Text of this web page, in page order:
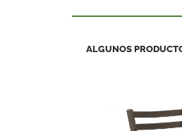
ALGUNOS